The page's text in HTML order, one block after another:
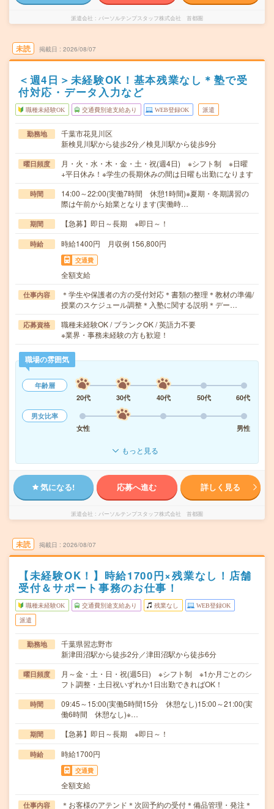
派遣会社 パーソルテンプスタッフ株式会社 首都圏
未読 掲載日 2026/08/07
＜週4日＞未経験OK！基本残業なし＊塾で受
付対応・データ入力など
職種未経験OK 交通費別途支給あり WEB登録OK 派遣
勤務地
千葉市花見川区
新検見川駅から徒歩2分／検見川駅から徒歩9分
曜日頻度
月・火・水・木・金・土・祝(週4日) ※シフト制 ※日曜
+平日休み！※学生の長期休みの間は日曜も出勤になります
時間
14:00～22:00(実働7時間 休憩1時間)※夏期・冬期講習の
際は午前から始業となります(実働時…
期間 【急募】即日～長期 ※即日～！
時給 時給1400円 月収例 156,800円
交通費
全額支給
仕事内容
＊学生や保護者の方の受付対応＊書類の整理＊教材の準備/
授業のスケジュール調整＊入塾に関する説明＊デー…
応募資格
職種未経験OK / ブランクOK / 英語力不要
※業界・事務未経験の方も歓迎！
職場の雰囲気
年齢層
20代
30代 40代 50代
60代
男女比率
女性
男性
もっと見る
気になる! 応募へ進む 詳しく見る
派遣会社 パーソルテンプスタッフ株式会社 首都圏
未読 掲載日 2026/08/07
【未経験OK！】時給1700円×残業なし！店舗
受付＆サポート事務のお仕事！
職種未経験OK 交通費別途支給あり 残業なし WEB登録OK
派遣
勤務地
千葉県習志野市
新津田沼駅から徒歩2分／津田沼駅から徒歩6分
曜日頻度
月～金・土・日・祝(週5日) ※シフト制 ※1か月ごとのシ
フト調整・土日祝いずれか1日出勤できればOK！
時間
09:45～15:00(実働5時間15分 休憩なし)15:00～21:00(実
働6時間 休憩なし)※…
期間 【急募】即日～長期 ※即日～！
時給 時給1700円
交通費
全額支給
仕事内容
＊お客様のアテンド＊次回予約の受付＊備品管理・発注＊